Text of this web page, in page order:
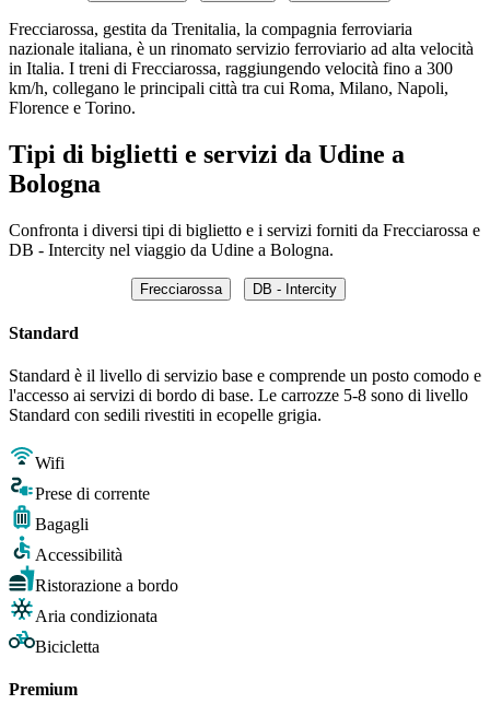
Frecciarossa, gestita da Trenitalia, la compagnia ferroviaria
nazionale italiana, è un rinomato servizio ferroviario ad alta velocità
in Italia. I treni di Frecciarossa, raggiungendo velocità fino a 300
km/h, collegano le principali città tra cui Roma, Milano, Napoli,
Florence e Torino.
Tipi di biglietti e servizi da Udine a
Bologna
Confronta i diversi tipi di biglietto e i servizi forniti da Frecciarossa e
DB - Intercity nel viaggio da Udine a Bologna.
Frecciarossa DB - Intercity
Standard
Standard è il livello di servizio base e comprende un posto comodo e
l'accesso ai servizi di bordo di base. Le carrozze 5-8 sono di livello
Standard con sedili rivestiti in ecopelle grigia.
Wifi
Prese di corrente
Bagagli
Accessibilità
Ristorazione a bordo
Aria condizionata
Bicicletta
Premium